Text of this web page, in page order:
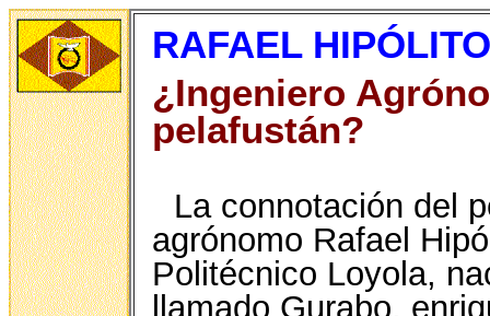
RAFAEL
¿Ingeniero
pelafustán?
La connotación del
agrónomo Rafael
Politécnico Loyola,
llamado Gurabo,